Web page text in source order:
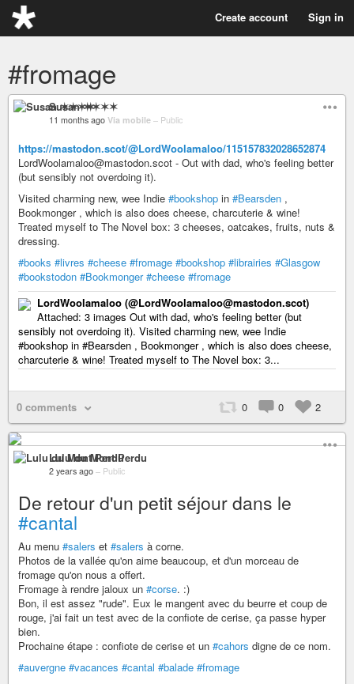
Create account Sign in
#fromage
Susan ✶✶✶✶
11 months ago Via mobile – Public
https://mastodon.scot/@LordWoolamaloo/115157832028652874
LordWoolamaloo@mastodon.scot - Out with dad, who's feeling better
(but sensibly not overdoing it).
Visited charming new, wee Indie #bookshop in #Bearsden ,
Bookmonger , which is also does cheese, charcuterie & wine!
Treated myself to The Novel box: 3 cheeses, oatcakes, fruits, nuts &
dressing.
#books #livres #cheese #fromage #bookshop #librairies #Glasgow
#bookstodon #Bookmonger #cheese #fromage
LordWoolamaloo (@LordWoolamaloo@mastodon.scot)
Attached: 3 images Out with dad, who's feeling better (but
sensibly not overdoing it). Visited charming new, wee Indie
#bookshop in #Bearsden , Bookmonger , which is also does cheese,
charcuterie & wine! Treated myself to The Novel box: 3...
0 comments 0 0 2
Lulu du Mont Perdu
2 years ago – Public
De retour d'un petit séjour dans le
#cantal
Au menu #salers et #salers à corne.
Photos de la vallée qu'on aime beaucoup, et d'un morceau de
fromage qu'on nous a offert.
Fromage à rendre jaloux un #corse. :)
Bon, il est assez "rude". Eux le mangent avec du beurre et coup de
rouge, j'ai fait un test avec de la confiote de cerise, ça passe hyper
bien.
Prochaine étape : confiote de cerise et un #cahors digne de ce nom.
#auvergne #vacances #cantal #balade #fromage